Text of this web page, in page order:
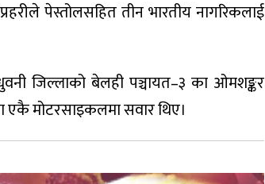
पेस्तोलसहित तीन भारतीय नागरिकलाई
जिल्लाको बेलही पञ्चायत–३ का ओमशङ्कर
मोटरसाइकलमा सवार थिए।